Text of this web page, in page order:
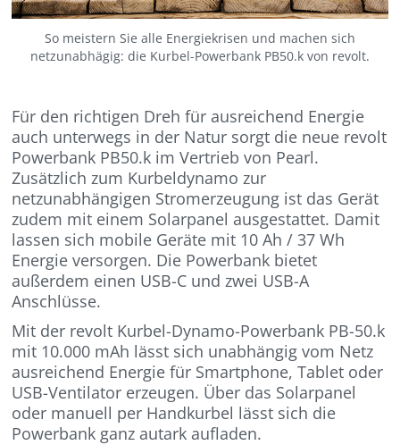
So meistern Sie alle Energiekrisen und machen sich
netzunabhägig: die Kurbel-Powerbank PB50.k von revolt.
Für den richtigen Dreh für ausreichend Energie
auch unterwegs in der Natur sorgt die neue revolt
Powerbank PB50.k im Vertrieb von Pearl.
Zusätzlich zum Kurbeldynamo zur
netzunabhängigen Stromerzeugung ist das Gerät
zudem mit einem Solarpanel ausgestattet. Damit
lassen sich mobile Geräte mit 10 Ah / 37 Wh
Energie versorgen. Die Powerbank bietet
außerdem einen USB-C und zwei USB-A
Anschlüsse.
Mit der revolt Kurbel-Dynamo-Powerbank PB-50.k
mit 10.000 mAh lässt sich unabhängig vom Netz
ausreichend Energie für Smartphone, Tablet oder
USB-Ventilator erzeugen. Über das Solarpanel
oder manuell per Handkurbel lässt sich die
Powerbank ganz autark aufladen.